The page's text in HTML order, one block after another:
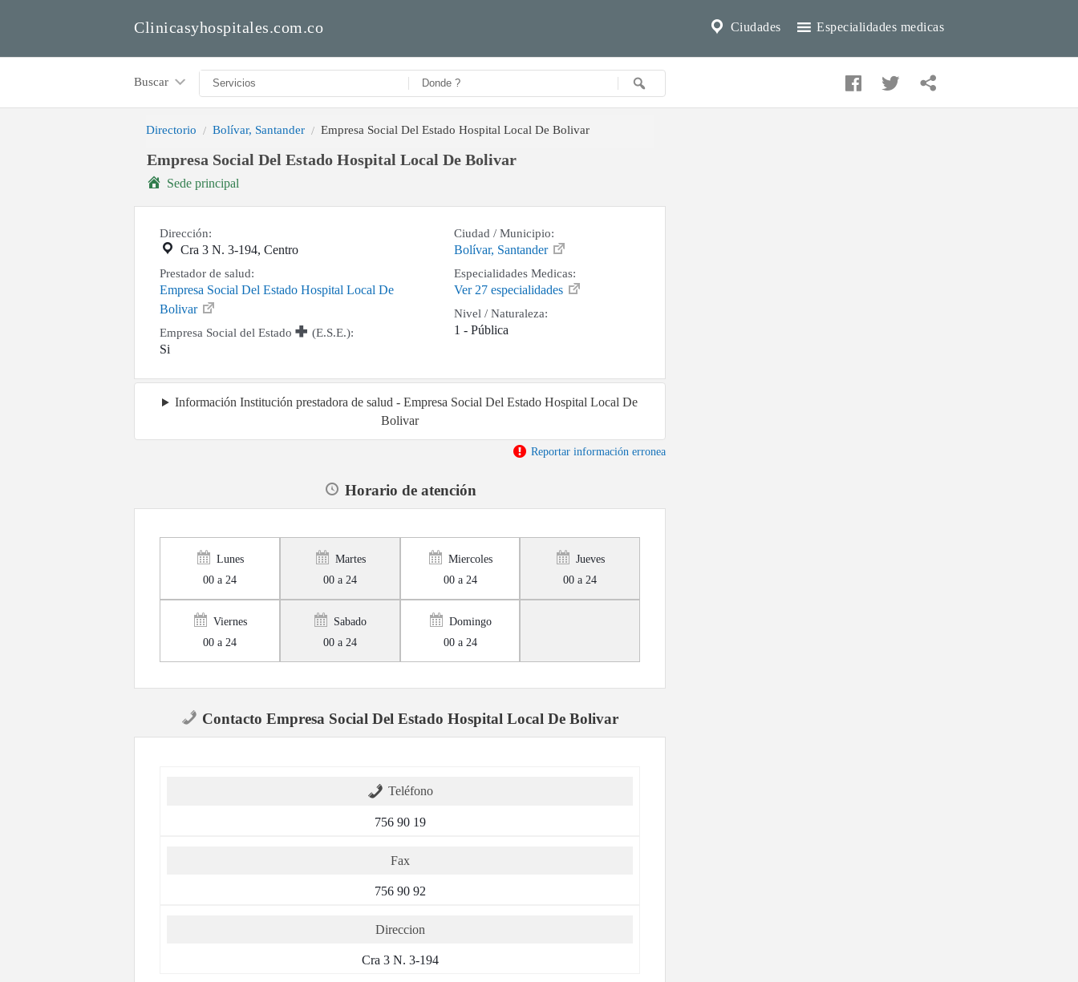
Especialidades medicas
Ciudades
Clinicasyhospitales.com.co
Buscar
Directorio Bolívar, Santander Empresa Social Del Estado Hospital Local De Bolivar
Empresa Social Del Estado Hospital Local De Bolivar
Sede principal
Dirección:
Cra 3 N. 3-194, Centro
Prestador de salud:
Empresa Social Del Estado Hospital Local De
Bolivar
Empresa Social del Estado
(E.S.E.):
Si
Ciudad / Municipio:
Bolívar, Santander
Especialidades Medicas:
Ver 27 especialidades
Nivel / Naturaleza:
1 - Pública
Información Institución prestadora de salud - Empresa Social Del Estado Hospital Local De
Bolivar
Reportar información erronea
Horario de atención
Lunes
00 a 24
Martes
00 a 24
Miercoles
00 a 24
Jueves
00 a 24
Viernes
00 a 24
Sabado
00 a 24
Domingo
00 a 24
Contacto Empresa Social Del Estado Hospital Local De Bolivar
Teléfono
756 90 19
Fax
756 90 92
Direccion
Cra 3 N. 3-194